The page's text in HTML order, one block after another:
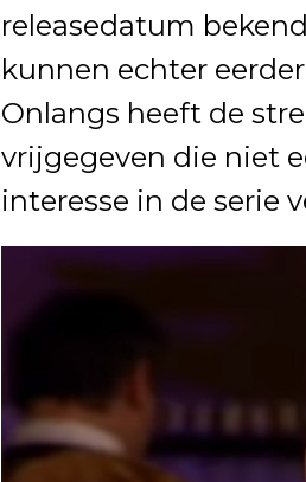
releasedatum
kunnen echter
Onlangs heeft de
vrijgegeven die niet
interesse in de serie